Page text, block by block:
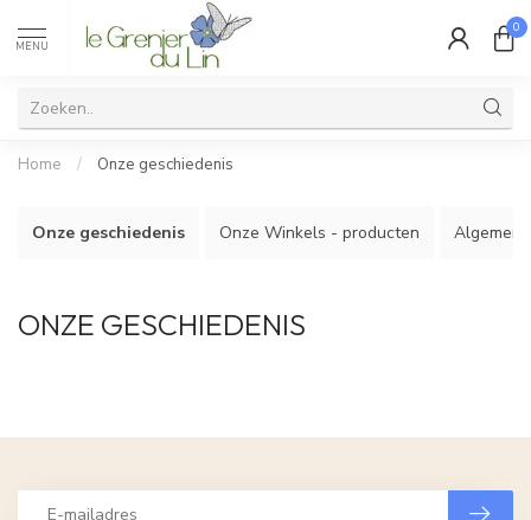
MENU
0
Home / Onze geschiedenis
Onze geschiedenis Onze Winkels - producten
ONZE GESCHIEDENIS